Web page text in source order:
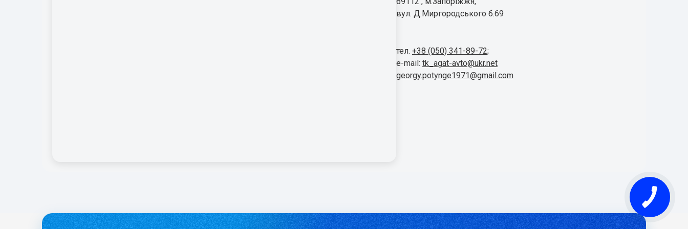
вул. Д.Миргородського б.69
тел. +38 (050) 341-89-72;
e-mail: tk_agat-avto@ukr.net
georgy.potynge1971@gmail.com